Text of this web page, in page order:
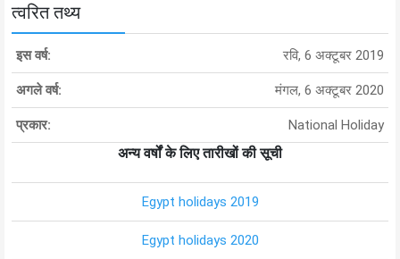
त्वरित तथ्य
इस वर्ष: रवि, 6 अक्टूबर 2019
अगले वर्ष: मंगल, 6 अक्टूबर 2020
प्रकार: National Holiday
अन्य वर्षों के लिए तारीखों की सूची
Egypt holidays 2019
Egypt holidays 2020